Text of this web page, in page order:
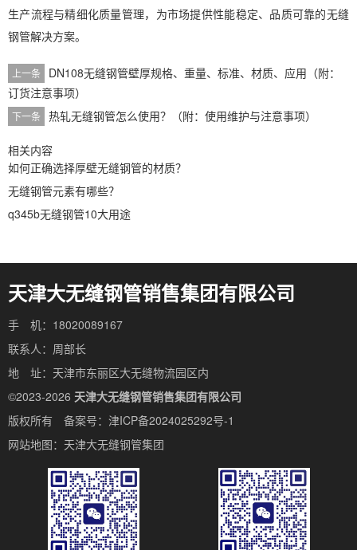
生产流程与精细化质量管理，为市场提供性能稳定、品质可靠的无缝
钢管解决方案。
上一条
DN108无缝钢管壁厚规格、重量、标准、材质、应用（附：
订货注意事项）
下一条 热轧无缝钢管怎么使用？（附：使用维护与注意事项）
相关内容
如何正确选择厚壁无缝钢管的材质？
无缝钢管元素有哪些？
q345b无缝钢管10大用途
天津大无缝钢管销售集团有限公司
手 机：18020089167
联系人：周部长
地 址：天津市东丽区大无缝物流园区内
©2023-2026 天津大无缝钢管销售集团有限公司
版权所有 备案号： 津ICP备2024025292号-1
网站地图： 天津大无缝钢管集团